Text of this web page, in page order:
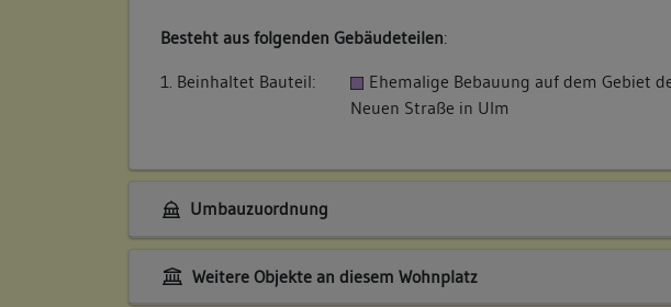
Besteht aus folgenden Gebäudeteilen:
1. Beinhaltet Bauteil:
Ehemalige Bebauung auf dem Gebiet
Neuen Straße in Ulm
Umbauzuordnung
Weitere Objekte an diesem Wohnplatz